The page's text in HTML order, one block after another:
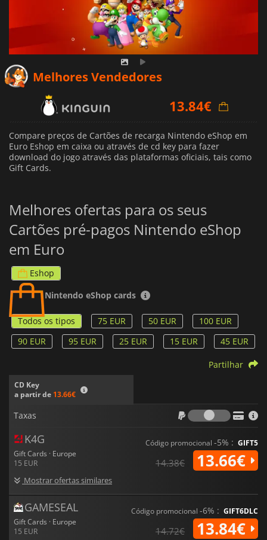
Melhores Vendedores
13.84€
13.89€
Compare preços de Cartões de recarga Nintendo eShop em
Euro Eshop em caixa ou através de cd key para fazer
download do jogo através das plataformas oficiais, tais como
Gift Cards.
Melhores ofertas para os seus
Cartões pré-pagos Nintendo eShop
em Euro
Eshop
Nintendo eShop cards
Todos os tipos 75 EUR 50 EUR
100 EUR
90 EUR
95 EUR 25 EUR 15 EUR 45 EUR
CD Key
a partir de 13.66€
Partilhar
Taxas
Taxas
K4G
Gift Cards · Europe
15 EUR
Mostrar ofertas similares
Código promocional -5% : GIFT5
14.38€ 13.66€
GAMESEAL
Gift Cards · Europe
15 EUR
Código promocional -6% : GIFT6DLC
14.72€ 13.84€